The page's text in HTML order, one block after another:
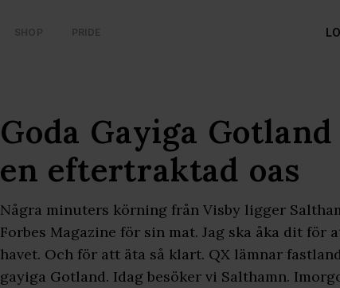
SHOP PRIDE
Goda Gayiga
en eftertraktad oas
Några minuters körning från Visby ligger
Forbes Magazine för sin mat. Jag ska åka dit för
havet. Och för att äta så klart. QX lämnar
gayiga Gotland. Idag besöker vi Salthamn.